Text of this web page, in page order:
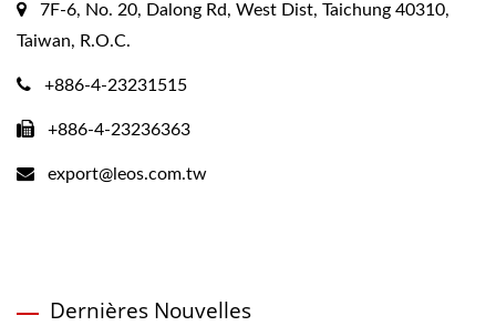
7F-6, No. 20, Dalong Rd, West Dist, Taichung 40310,
Taiwan, R.O.C.
+886-4-23231515
+886-4-23236363
export@leos.com.tw
Dernières Nouvelles